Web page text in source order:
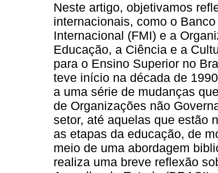
Neste artigo, objetivamos
internacionais, como o
Internacional (FMI) e a
Educação, a Ciência e a
para o Ensino Superior no
teve início na década de
a uma série de mudanças
de Organizações não
setor, até aquelas que estão
as etapas da educação, de
meio de uma abordagem
realiza uma breve reflexão